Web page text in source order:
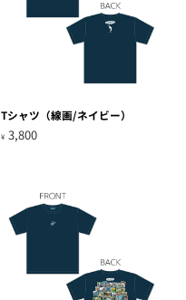
Tシャツ（線画/ネイビー）
¥ 3,800